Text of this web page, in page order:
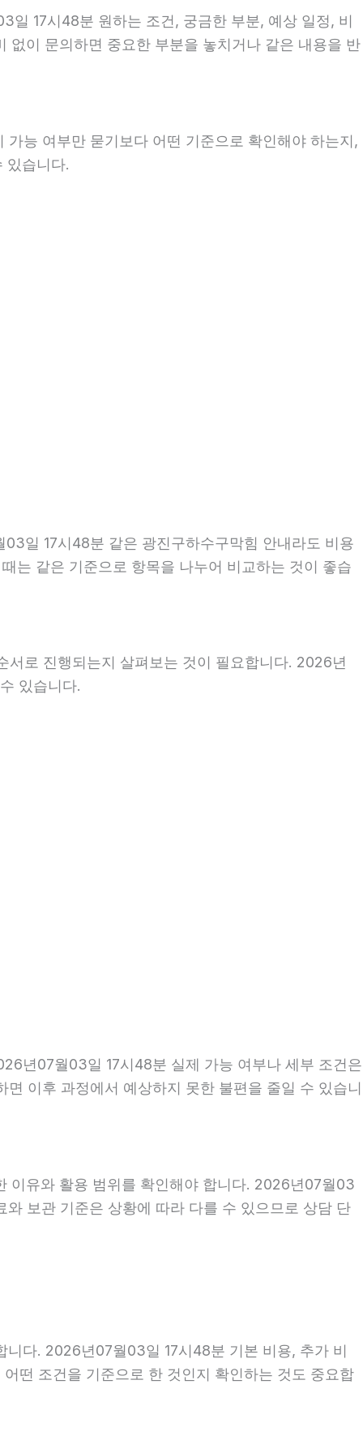
17시48분 원하는 조건, 궁금한 부분, 예상 일정, 비
없이 문의하면 중요한 부분을 놓치거나 같은 내용을 반
능 여부만 묻기보다 어떤 기준으로 확인해야 하는지,
있습니다.
일 17시48분 같은 광진구하수구막힘 안내라도 비용
는 같은 기준으로 항목을 나누어 비교하는 것이 좋습
로 진행되는지 살펴보는 것이 필요합니다. 2026년
있습니다.
년07월03일 17시48분 실제 가능 여부나 세부 조건은
이후 과정에서 예상하지 못한 불편을 줄일 수 있습니
이유와 활용 범위를 확인해야 합니다. 2026년07월03
보관 기준은 상황에 따라 다를 수 있으므로 상담 단
다. 2026년07월03일 17시48분 기본 비용, 추가 비
떤 조건을 기준으로 한 것인지 확인하는 것도 중요합